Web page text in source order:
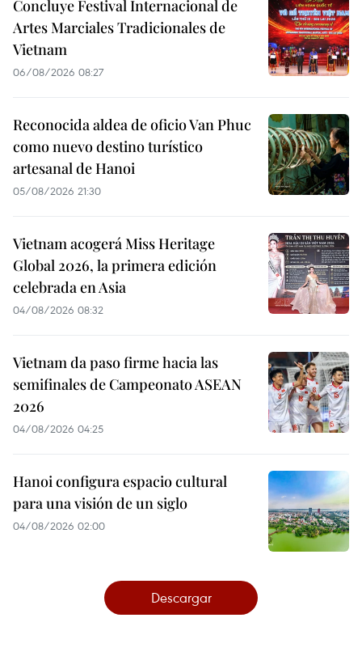
Concluye Festival Internacional de
Artes Marciales Tradicionales de
Vietnam
06/08/2026 08:27
Reconocida aldea de oficio Van Phuc
como nuevo destino turístico
artesanal de Hanoi
05/08/2026 21:30
Vietnam acogerá Miss Heritage
Global 2026, la primera edición
celebrada en Asia
04/08/2026 08:32
Vietnam da paso firme hacia las
semifinales de Campeonato ASEAN
2026
04/08/2026 04:25
Hanoi configura espacio cultural
para una visión de un siglo
04/08/2026 02:00
Descargar